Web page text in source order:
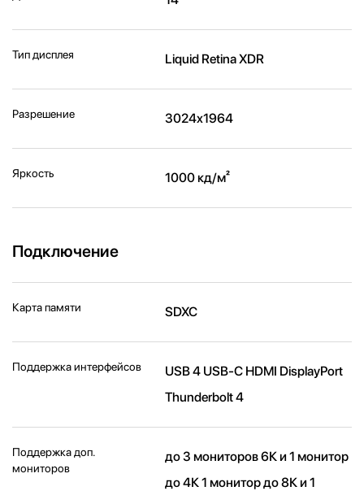
Тип дисплея Liquid Retina XDR
Разрешение 3024x1964
Яркость 1000 кд/м²
Подключение
Карта памяти SDXC
Поддержка интерфейсов
USB 4 USB-C HDMI DisplayPort
Thunderbolt 4
Поддержка доп.
мониторов
до 3 мониторов 6К и 1 монитор
до 4К 1 монитор до 8К и 1